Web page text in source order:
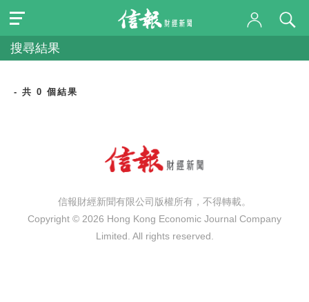
搜尋結果
- 共 0 個結果
信報財經新聞有限公司版權所有，不得轉載。
Copyright © 2026 Hong Kong Economic Journal Company
Limited. All rights reserved.